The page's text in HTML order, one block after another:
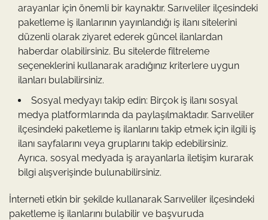
arayanlar için önemli bir kaynaktır. Sarıveliler ilçesindeki
paketleme iş ilanlarının yayınlandığı iş ilanı sitelerini
düzenli olarak ziyaret ederek güncel ilanlardan
haberdar olabilirsiniz. Bu sitelerde filtreleme
seçeneklerini kullanarak aradığınız kriterlere uygun
ilanları bulabilirsiniz.
Sosyal medyayı takip edin: Birçok iş ilanı sosyal
medya platformlarında da paylaşılmaktadır. Sarıveliler
ilçesindeki paketleme iş ilanlarını takip etmek için ilgili iş
ilanı sayfalarını veya gruplarını takip edebilirsiniz.
Ayrıca, sosyal medyada iş arayanlarla iletişim kurarak
bilgi alışverişinde bulunabilirsiniz.
İnterneti etkin bir şekilde kullanarak Sarıveliler ilçesindeki
paketleme iş ilanlarını bulabilir ve başvuruda